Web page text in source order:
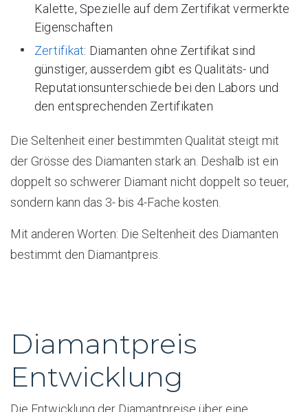
Kalette, Spezielle auf dem Zertifikat vermerkte
Eigenschaften
Zertifikat: Diamanten ohne Zertifikat sind
günstiger, ausserdem gibt es Qualitäts- und
Reputationsunterschiede bei den Labors und
den entsprechenden Zertifikaten
Die Seltenheit einer bestimmten Qualität steigt mit
der Grösse des Diamanten stark an. Deshalb ist ein
doppelt so schwerer Diamant nicht doppelt so teuer,
sondern kann das 3- bis 4-Fache kosten.
Mit anderen Worten: Die Seltenheit des Diamanten
bestimmt den Diamantpreis.
Diamantpreis
Entwicklung